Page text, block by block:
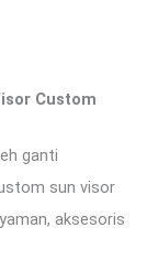
Custom
ganti
sun visor
aksesoris